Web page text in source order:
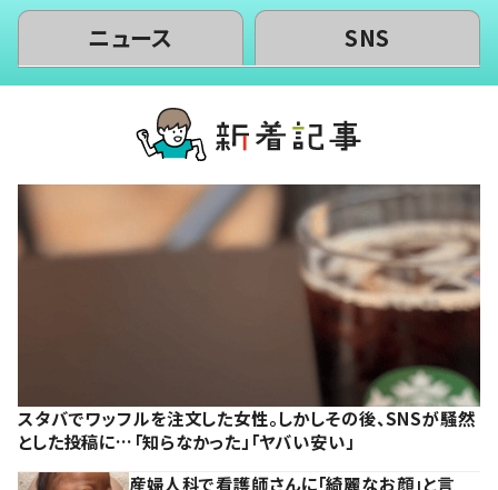
ニュース SNS
スタバでワッフルを注文した女性。しかしその後、SNSが騒然
とした投稿に…「知らなかった」「ヤバい安い」
産婦人科で看護師さんに「綺麗なお顔」と言